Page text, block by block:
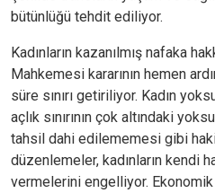
bütünlüğü tehdit ediliyor.
Kadınların kazanılmış nafaka
Mahkemesi kararının hemen
süre sınırı getiriliyor. Kadın
açlık sınırının çok altındaki
tahsil dahi edilememesi gibi
düzenlemeler, kadınların kendi
vermelerini engelliyor. Ekonomik